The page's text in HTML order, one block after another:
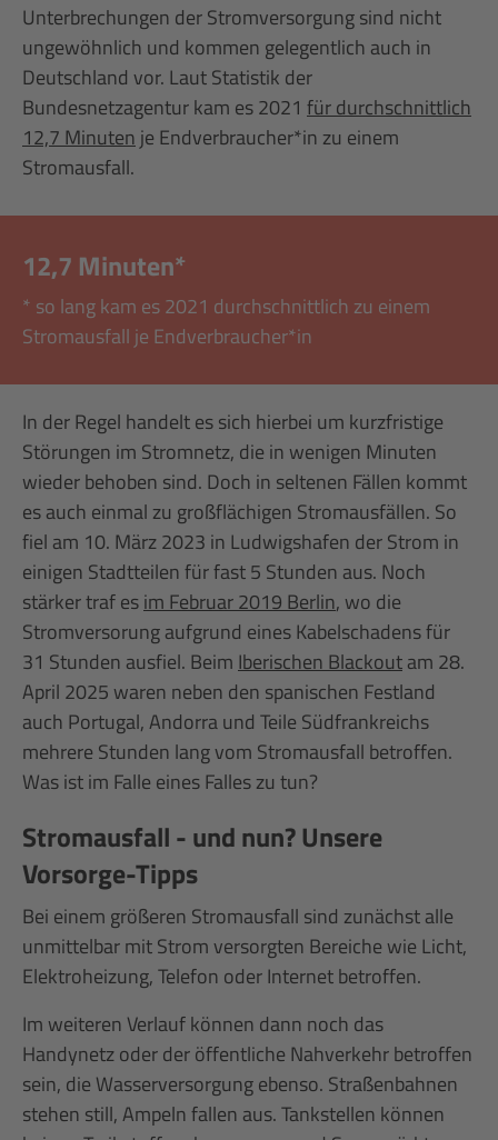
Unterbrechungen der Stromversorgung sind nicht
ungewöhnlich und kommen gelegentlich auch in
Deutschland vor. Laut Statistik der
Bundesnetzagentur kam es 2021 für durchschnittlich
12,7 Minuten je Endverbraucher*in zu einem
Stromausfall.
12,7 Minuten*
* so lang kam es 2021 durchschnittlich zu einem
Stromausfall je Endverbraucher*in
In der Regel handelt es sich hierbei um kurzfristige
Störungen im Stromnetz, die in wenigen Minuten
wieder behoben sind. Doch in seltenen Fällen kommt
es auch einmal zu großflächigen Stromausfällen. So
fiel am 10. März 2023 in Ludwigshafen der Strom in
einigen Stadtteilen für fast 5 Stunden aus. Noch
stärker traf esim Februar 2019 Berlin, wo die
Stromversorung aufgrund eines Kabelschadens für
31 Stunden ausfiel. Beim Iberischen Blackoutam 28.
April 2025 waren neben den spanischen Festland
auch Portugal, Andorra und Teile Süd­frank­reichs
mehrere Stunden lang vom Stromausfall betroffen.
Was ist im Falle eines Falles zu tun?
Stromausfall - und nun? Unsere
Vorsorge-Tipps
Bei einem größeren Stromausfall sind zunächst alle
unmittelbar mit Strom versorgten Bereiche wie Licht,
Elektroheizung, Telefon oder Internet betroffen.
Im weiteren Verlauf können dann noch das
Handynetz oder der öffentliche Nahverkehr betroffen
sein, die Wasserversorgung ebenso. Straßenbahnen
stehen still, Ampeln fallen aus. Tankstellen können